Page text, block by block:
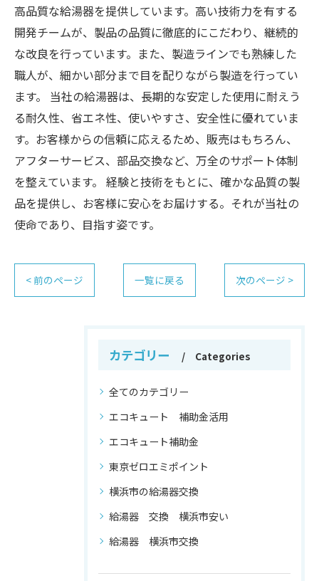
高品質な給湯器を提供しています。高い技術力を有する
開発チームが、製品の品質に徹底的にこだわり、継続的
な改良を行っています。また、製造ラインでも熟練した
職人が、細かい部分まで目を配りながら製造を行ってい
ます。 当社の給湯器は、長期的な安定した使用に耐えう
る耐久性、省エネ性、使いやすさ、安全性に優れていま
す。お客様からの信頼に応えるため、販売はもちろん、
アフターサービス、部品交換など、万全のサポート体制
を整えています。 経験と技術をもとに、確かな品質の製
品を提供し、お客様に安心をお届けする。それが当社の
使命であり、目指す姿です。
< 前のページ 一覧に戻る 次のページ >
カテゴリー Categories
全てのカテゴリー
エコキュート 補助金活用
エコキュート補助金
東京ゼロエミポイント
横浜市の給湯器交換
給湯器 交換 横浜市安い
給湯器 横浜市交換